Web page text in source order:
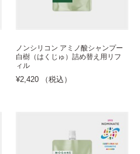
ノンシリコン アミノ酸シャンプー
白樹（はくじゅ）詰め替え用リフ
ィル
¥2,420 （税込）